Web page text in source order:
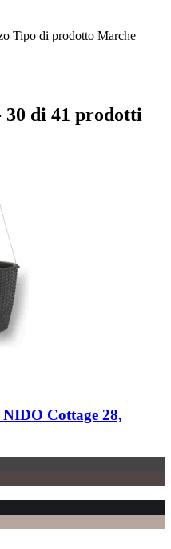
Tipo di prodotto Marche
30 di 41 prodotti
NIDO Cottage 28,